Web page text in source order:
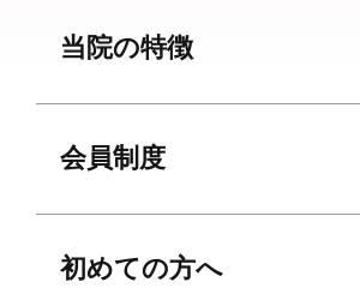
当院の特徴
会員制度
初めての方へ